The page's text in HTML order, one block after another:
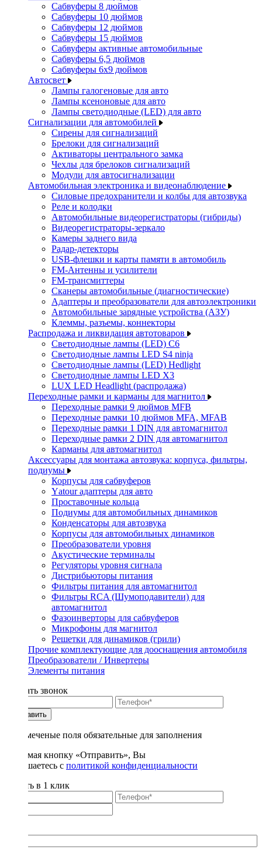
Сабвуферы 8 дюймов
Сабвуферы 10 дюймов
Сабвуферы 12 дюймов
Сабвуферы 15 дюймов
Сабвуферы активные автомобильные
Сабвуферы 6,5 дюймов
Сабвуферы 6x9 дюймов
Автосвет
Лампы галогеновые для авто
Лампы ксеноновые для авто
Лампы светодиодные (LED) для авто
Сигнализации для автомобилей
Сирены для сигнализаций
Брелоки для сигнализаций
Активаторы центрального замка
Чехлы для брелоков сигнализаций
Модули для автосигнализации
Автомобильная электроника и видеонаблюдение
Силовые предохранители и колбы для автозвука
Реле и колодки
Автомобильные видеорегистраторы (гибриды)
Видеорегистраторы-зеркало
Камеры заднего вида
Радар-детекторы
USB-флешки и карты памяти в автомобиль
FM-Антенны и усилители
FM-трансмиттеры
Сканеры автомобильные (диагностические)
Адаптеры и преобразователи для автоэлектроники
Автомобильные зарядные устройства (АЗУ)
Клеммы, разъемы, коннекторы
Распродажа и ликвидация автотоваров
Светодиодные лампы (LED) C6
Светодиодные лампы LED S4 ninja
Светодиодные лампы (LED) Hedlight
Светодиодные лампы LED X3
LUX LED Headlight (распродажа)
Переходные рамки и карманы для магнитол
Переходные рамки 9 дюймов MFB
Переходные рамки 10 дюймов MFA, MFAB
Переходные рамки 1 DIN для автомагнитол
Переходные рамки 2 DIN для автомагнитол
Карманы для автомагнитол
Аксессуары для монтажа автозвука: корпуса, фильтры,
подиумы
Корпусы для сабвуферов
Yаtour адаптеры для авто
Проставочные кольца
Подиумы для автомобильных динамиков
Конденсаторы для автозвука
Корпусы для автомобильных динамиков
Преобразователи уровня
Акустические терминалы
Регуляторы уровня сигнала
Дистрибьюторы питания
Фильтры питания для автомагнитол
Фильтры RCA (Шумоподавители) для
автомагнитол
Фазоинверторы для сабвуферов
Микрофоны для магнитол
Решетки для динамиков (грили)
Прочие комплектующие для дооснащения автомобиля
Преобразователи / Инвертеры
Элементы питания
Заказать звонок
Отправить
* - отмеченые поля обязательные для заполнения
Нажимая кнопку «Отправить», Вы
соглашаетесь с политикой конфиденциальности
Купить в 1 клик